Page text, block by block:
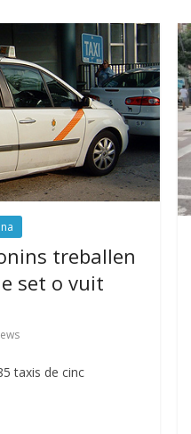
treballen
set o vuit
de cinc